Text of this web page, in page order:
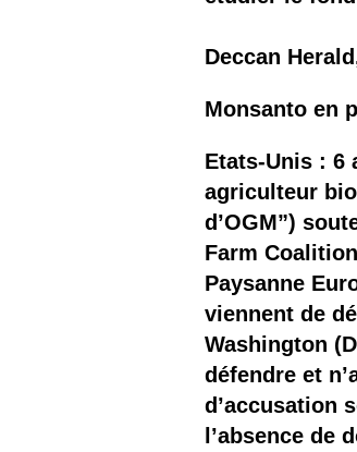
Deccan
Monsanto en
Etats-Unis : 6
agriculteur
d’OGM”)
Farm
Paysanne
viennent de
Washington
défendre et
d’accusation
l’absence de